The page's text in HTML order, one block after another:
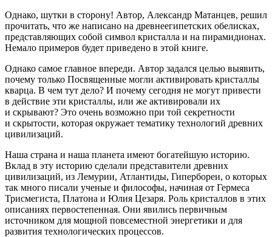
Однако, шутки в сторону! Автор, Александр Матанцев, решил
прочитать, что же написано на древнеегипетских обелисках,
представляющих собой символ кристалла и на пирамидионах.
Немало примеров будет приведено в этой книге.
Однако самое главное впереди. Автор задался целью выявить,
почему только Посвященные могли активировать кристаллы
кварца. В чем тут дело? И почему сегодня не могут привести
в действие эти кристаллы, или же активировали их
и скрывают? Это очень возможно при той секретности
и скрытости, которая окружает тематику технологий древних
цивилизаций.
Наша страна и наша планета имеют богатейшую историю.
Вклад в эту историю сделали представители древних
цивилизаций, из Лемурии, Атлантиды, Гипербореи, о которых
так много писали ученые и философы, начиная от Гермеса
Трисмегиста, Платона и Юлия Цезаря. Роль кристаллов в этих
описаниях первостепенная. Они явились первичным
источником для мощной повсеместной энергетики и для
развития технологических процессов.